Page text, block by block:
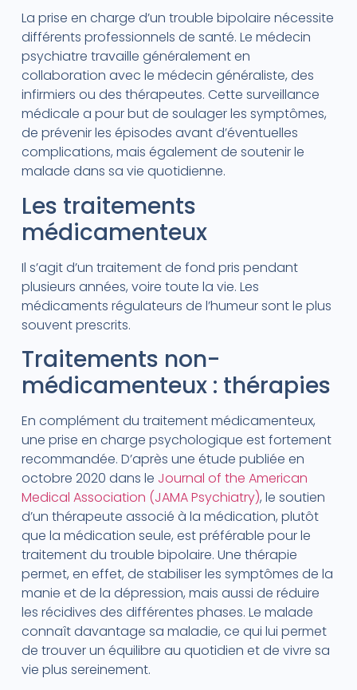
La prise en charge d’un trouble bipolaire nécessite
différents professionnels de santé. Le médecin
psychiatre travaille généralement en
collaboration avec le médecin généraliste, des
infirmiers ou des thérapeutes. Cette surveillance
médicale a pour but de soulager les symptômes,
de prévenir les épisodes avant d’éventuelles
complications, mais également de soutenir le
malade dans sa vie quotidienne.
Les traitements
médicamenteux
Il s’agit d’un traitement de fond pris pendant
plusieurs années, voire toute la vie. Les
médicaments régulateurs de l’humeur sont le plus
souvent prescrits.
Traitements non-
médicamenteux : thérapies
En complément du traitement médicamenteux,
une prise en charge psychologique est fortement
recommandée. D’après une étude publiée en
octobre 2020 dans le Journal of the American
Medical Association (JAMA Psychiatry), le soutien
d’un thérapeute associé à la médication, plutôt
que la médication seule, est préférable pour le
traitement du trouble bipolaire. Une thérapie
permet, en effet, de stabiliser les symptômes de la
manie et de la dépression, mais aussi de réduire
les récidives des différentes phases. Le malade
connaît davantage sa maladie, ce qui lui permet
de trouver un équilibre au quotidien et de vivre sa
vie plus sereinement.